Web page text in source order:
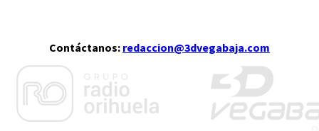
Contáctanos: redaccion@3dvegabaja.com